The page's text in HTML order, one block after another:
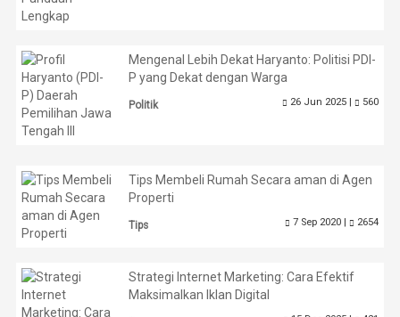
Mengenal Lebih Dekat Haryanto: Politisi PDI-
P yang Dekat dengan Warga
Politik 26 Jun 2025 | 560
Tips Membeli Rumah Secara aman di Agen
Properti
Tips 7 Sep 2020 | 2654
Strategi Internet Marketing: Cara Efektif
Maksimalkan Iklan Digital